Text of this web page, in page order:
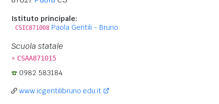
Istituto principale:
CSIC871008 Paola Gentili - Bruno
Scuola statale
» CSAA871015
0982 583184
www.icgentilibruno.edu.it